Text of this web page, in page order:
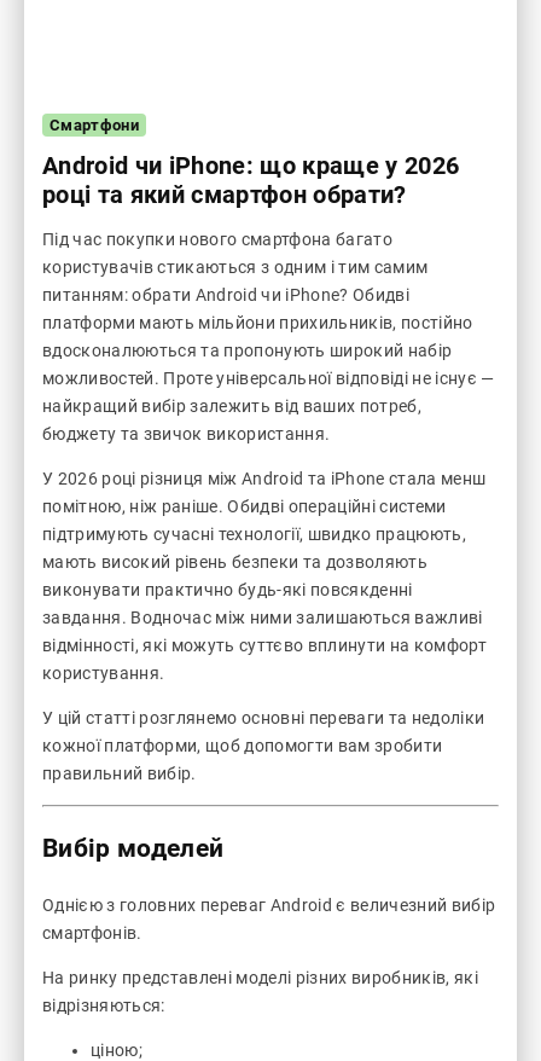
Смартфони
Android чи iPhone: що краще у 2026
році та який смартфон обрати?
Під час покупки нового смартфона багато
користувачів стикаються з одним і тим самим
питанням: обрати Android чи iPhone? Обидві
платформи мають мільйони прихильників, постійно
вдосконалюються та пропонують широкий набір
можливостей. Проте універсальної відповіді не існує —
найкращий вибір залежить від ваших потреб,
бюджету та звичок використання.
У 2026 році різниця між Android та iPhone стала менш
помітною, ніж раніше. Обидві операційні системи
підтримують сучасні технології, швидко працюють,
мають високий рівень безпеки та дозволяють
виконувати практично будь-які повсякденні
завдання. Водночас між ними залишаються важливі
відмінності, які можуть суттєво вплинути на комфорт
користування.
У цій статті розглянемо основні переваги та недоліки
кожної платформи, щоб допомогти вам зробити
правильний вибір.
Вибір моделей
Однією з головних переваг Android є величезний вибір
смартфонів.
На ринку представлені моделі різних виробників, які
відрізняються:
ціною;